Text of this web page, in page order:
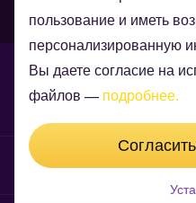
Правила и условия
пользование и иметь
персонализированную
Вы даете согласие на
файлов — подробнее.